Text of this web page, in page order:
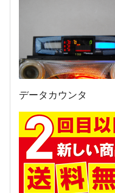
データカウンタ